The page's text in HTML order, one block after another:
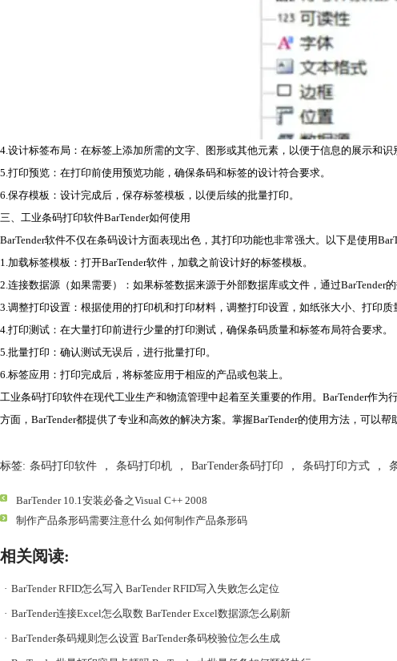
4.设计标签布局：在标签上添加所需的文字、图形或其他元素，以便于信息的展示和识
5.打印预览：在打印前使用预览功能，确保条码和标签的设计符合要求。
6.保存模板：设计完成后，保存标签模板，以便后续的批量打印。
三、工业条码打印软件BarTender如何使用
BarTender软件不仅在条码设计方面表现出色，其打印功能也非常强大。以下是使用
1.加载标签模板：打开BarTender软件，加载之前设计好的标签模板。
2.连接数据源（如果需要）：如果标签数据来源于外部数据库或文件，通过BarTender
3.调整打印设置：根据使用的打印机和打印材料，调整打印设置，如纸张大小、打印质
4.打印测试：在大量打印前进行少量的打印测试，确保条码质量和标签布局符合要求。
5.批量打印：确认测试无误后，进行批量打印。
6.标签应用：打印完成后，将标签应用于相应的产品或包装上。
工业条码打印软件在现代工业生产和物流管理中起着至关重要的作用。BarTender作
方面，BarTender都提供了专业和高效的解决方案。掌握BarTender的使用方法，可以
标签: 条码打印软件 ， 条码打印机 ， BarTender条码打印 ， 条码打印方式 ，
BarTender 10.1安装必备之Visual C++ 2008
制作产品条形码需要注意什么 如何制作产品条形码
相关阅读:
· BarTender RFID怎么写入 BarTender RFID写入失败怎么定位
· BarTender连接Excel怎么取数 BarTender Excel数据源怎么刷新
· BarTender条码规则怎么设置 BarTender条码校验位怎么生成